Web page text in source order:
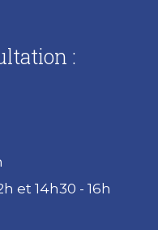
:
et 14h30 - 16h